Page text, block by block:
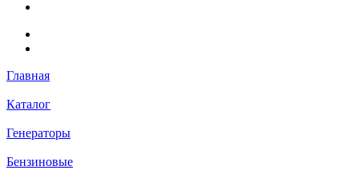
Главная
Каталог
Генераторы
Бензиновые